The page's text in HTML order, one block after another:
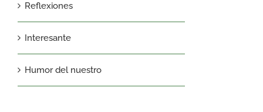
Reflexiones
Interesante
Humor del nuestro